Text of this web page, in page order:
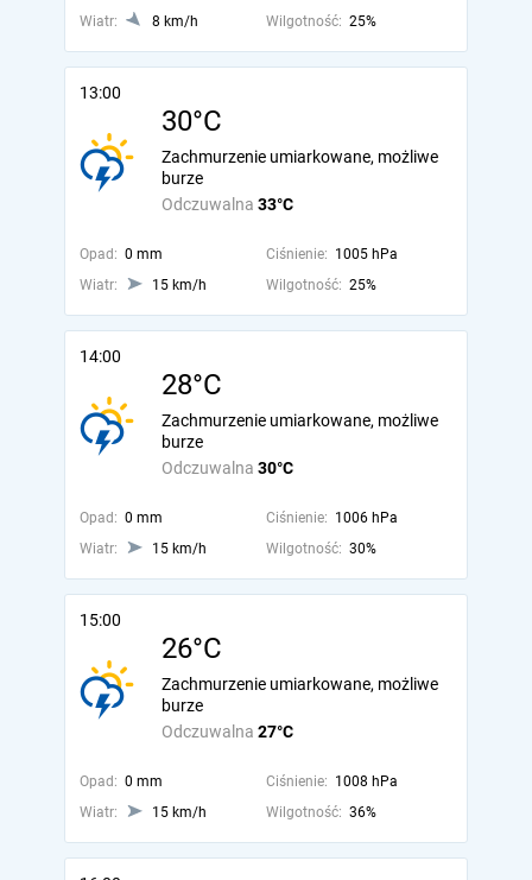
Wiatr:
8 km/h Wilgotność: 25%
13:00
30°C
Odczuwalna 33°C
Zachmurzenie umiarkowane, możliwe
burze
Opad: 0 mm Ciśnienie: 1005 hPa
Wiatr:
15 km/h Wilgotność: 25%
14:00
28°C
Odczuwalna 30°C
Zachmurzenie umiarkowane, możliwe
burze
Opad: 0 mm Ciśnienie: 1006 hPa
Wiatr:
15 km/h Wilgotność: 30%
15:00
26°C
Odczuwalna 27°C
Zachmurzenie umiarkowane, możliwe
burze
Opad: 0 mm Ciśnienie: 1008 hPa
Wiatr:
15 km/h Wilgotność: 36%